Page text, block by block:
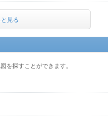
見る
を探すことができます。